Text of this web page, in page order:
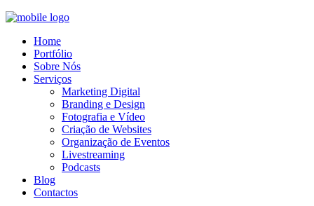
Home
Portfólio
Sobre Nós
Serviços
Marketing Digital
Branding e Design
Fotografia e Vídeo
Criação de Websites
Organização de Eventos
Livestreaming
Podcasts
Blog
Contactos